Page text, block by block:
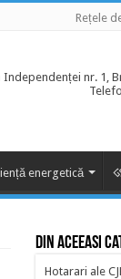
Rețele
Independenței nr. 1,
energetică
Din aceeasi
Hotarari ale